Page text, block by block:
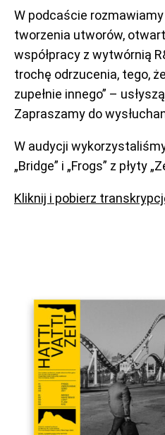
W podcaście
tworzenia utworów,
współpracy z wytwórnią
trochę odrzucenia, tego,
zupełnie innego” –
Zapraszamy do
W audycji
„Bridge” i „Frogs” z płyty
Kliknij i pobierz